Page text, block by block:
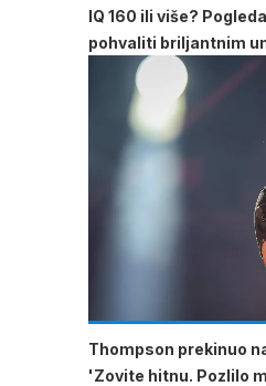
IQ 160 ili više?
pohvaliti briljantnim
Thompson prekinuo
'Zovite hitnu. Pozlilo